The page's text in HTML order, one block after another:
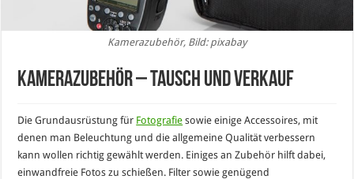
Kamerazubehör, Bild: pixabay
Kamerazubehör – Tausch und Verkauf
Die Grundausrüstung für Fotografie sowie einige Accessoires, mit
denen man Beleuchtung und die allgemeine Qualität verbessern
kann wollen richtig gewählt werden. Einiges an Zubehör hilft dabei,
einwandfreie Fotos zu schießen. Filter sowie genügend